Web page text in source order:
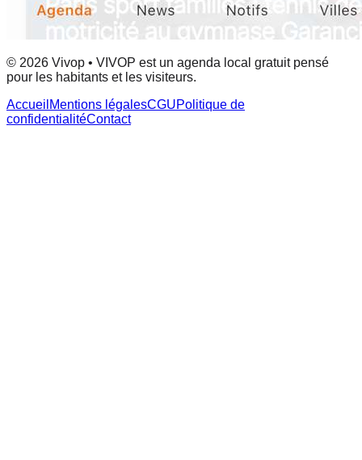
© 2026 Vivop • VIVOP est un agenda local gratuit pensé
pour les habitants et les visiteurs.
Accueil Mentions légalesCGUPolitique de
confidentialitéContact